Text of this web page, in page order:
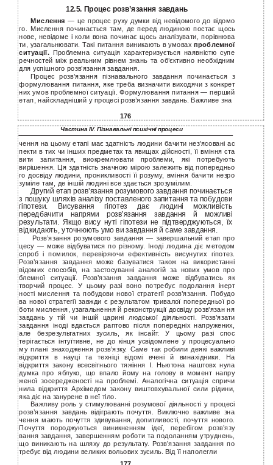
12.5. Процес розв’язання завдань
Мислення— це процес руху думки від невідомого до відомо
го. Мислення починається там, де перед людиною постає щось
нове, невідоме і коли вона починає щось аналізувати, порівнюва
ти, узагальнювати. Такі питання виникають в умовахпроблемної
ситуації. Проблемна ситуація характеризується наявністю супе
речностей між реальним рівнем знань та об’єктивно необхідним
для успішного розв’язання завдання.
Процес розв’язання пізнавального завдання починається з
формулювання питання, яке треба визначити виходячи з конкрет
них умов проблемної ситуації. Формулювання питання — перший
етап, найскладніший у процесі розв’язання завдань. Важливе зна
176
Частина IV. Пізнавальні психічні процеси
чення на цьому етапі має здатність людини бачити нез’ясовані ас
пекти в тих чи інших предметах та явищах дійсності, її вміння ста
вити запитання, виокремлювати проблеми, які потребують
вирішення. Ця здатність значною мірою залежить від попередньо
го досвіду людини, проникливості її розуму, вміння бачити незро
зуміле там, де іншій людині все здається зрозумілим.
Другий етап розв’язання розумового завдання починається
з пошуку шляхів аналізу поставленого запитання та побудови
гіпотези. Висування гіпотез дає людині можливість
передбачити напрями розв’язання завдання й можливі
результати. Якщо вису нуті гіпотези не підтверджуються, їх
відкидають, уточнюють умо ви завдання й саме завдання.
Розв’язання розумового завдання — завершальний етап про
цесу — може відбуватися по різному. Іноді людина діє методом
спроб і помилок, перевіряючи ефективність висунутих гіпотез.
Розв’язання завдання може базуватися також на використанні
відомих способів, на застосуванні аналогій за нових умов про
блемної ситуації. Розв’язання завдання може відбуватись як
творчий процес. У цьому разі воно потребує подолання інерт
ності мислення та побудови нової стратегії розв’язання. Побудо
ва нової стратегії завжди є результатом тривалої попередньої ро
боти мислення, узагальнення й реконструкції досвіду розв’язан ня
завдань у тій чи іншій царині людської діяльності. Розв’язати
завдання іноді вдається раптово після попередніх напружених,
але безрезультатних зусиль, як інсайт. У цьому разі спос
терігається інтуїтивне, не до кінця усвідомлене у процесуально
му плані знаходження розв’язку. Саме так робили деякі важливі
відкриття в науці та техніці відомі вчені й винахідники. На
відкриття закону всесвітнього тяжіння І. Ньютона наштовх нула
думка про яблуко, що впало йому на голову в момент напру
женої зосередженості на проблемі. Аналогічна ситуація спричи
нила відкриття Архімедом закону виштовхувальної сили рідини,
яка діє на занурене в неї тіло.
Важливу роль у стимулюванні розумової діяльності у процесі
розв’язання завдань відіграють почуття. Виключно важливе зна
чення мають почуття здивування, допитливості, почуття нового.
Почуття породжуються виникненням ідеї, перебігом розв’язу
вання завдання, завершенням роботи та подоланням утруднень,
що виникають на шляху до результату. Розв’язання завдання по
требує від людини великих вольових зусиль. Від її наполегли